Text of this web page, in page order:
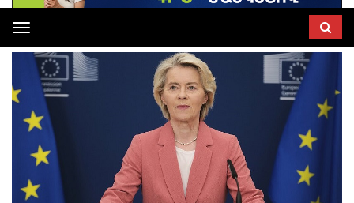
Toggle
navigation